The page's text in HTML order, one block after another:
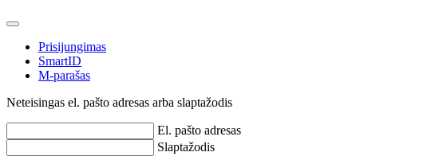
Prisijungimas
SmartID
M-parašas
Neteisingas el. pašto adresas arba slaptažodis
El. pašto adresas
Slaptažodis